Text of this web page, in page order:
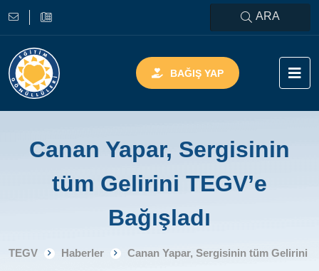
ARA
BAĞIŞ YAP
Canan Yapar, Sergisinin
tüm Gelirini TEGV’e
Bağışladı
TEGV Haberler Canan Yapar, Sergisinin tüm Gelirini